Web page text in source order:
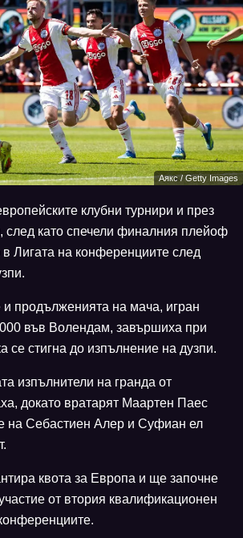
Аякс / Getty Images
клубни турнири и през
след като спечели финалния плейоф
в Лигата на конференциите след
продълженията на мача, игран
във Волендам, завършиха при
се стигна до изпълнение на дузпи.
изпълнители на гранда от
докато вратарят Маартен Паес
на Себастиен Алер и Суфиан ел
квота за Европа и ще започне
от втория квалификационен